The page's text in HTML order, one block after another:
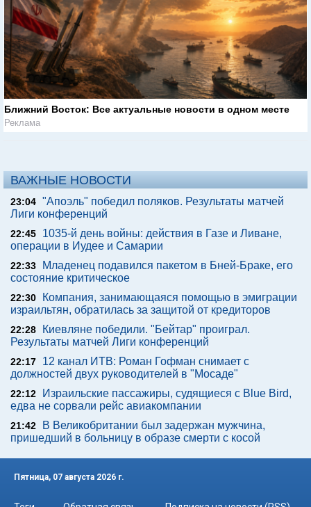
Ближний Восток: Все актуальные новости в одном месте
Реклама
ВАЖНЫЕ НОВОСТИ
23:04 "Апоэль" победил поляков. Результаты матчей
Лиги конференций
22:45
1035-й день войны: действия в Газе и Ливане,
операции в Иудее и Самарии
22:33
Младенец подавился пакетом в Бней-Браке, его
состояние критическое
22:30
Компания, занимающаяся помощью в эмиграции
израильтян, обратилась за защитой от кредиторов
22:28
Киевляне победили. "Бейтар" проиграл.
Результаты матчей Лиги конференций
22:17
12 канал ИТВ: Роман Гофман снимает с
должностей двух руководителей в "Мосаде"
22:12
Израильские пассажиры, судящиеся с Blue Bird,
едва не сорвали рейс авиакомпании
21:42
В Великобритании был задержан мужчина,
пришедший в больницу в образе смерти с косой
Пятница, 07 августа 2026 г.